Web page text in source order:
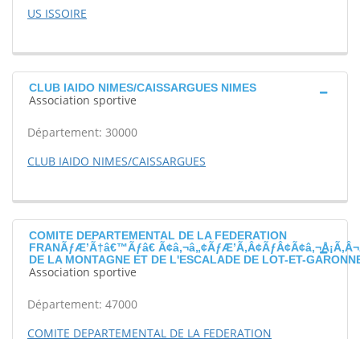
US ISSOIRE
CLUB IAIDO NIMES/CAISSARGUES NIMES
Association sportive
Département: 30000
CLUB IAIDO NIMES/CAISSARGUES
COMITE DEPARTEMENTAL DE LA FEDERATION
FRANÃƒÆ’Ã†â€™Ãƒâ€
DE LA MONTAGNE ET DE L'ESCALADE DE LOT-ET-
Association sportive
Département: 47000
COMITE DEPARTEMENTAL DE LA FEDERATION